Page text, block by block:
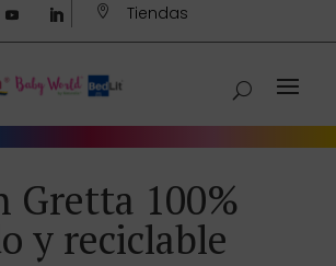
 Tiendas
Gretta 100%
y reciclable